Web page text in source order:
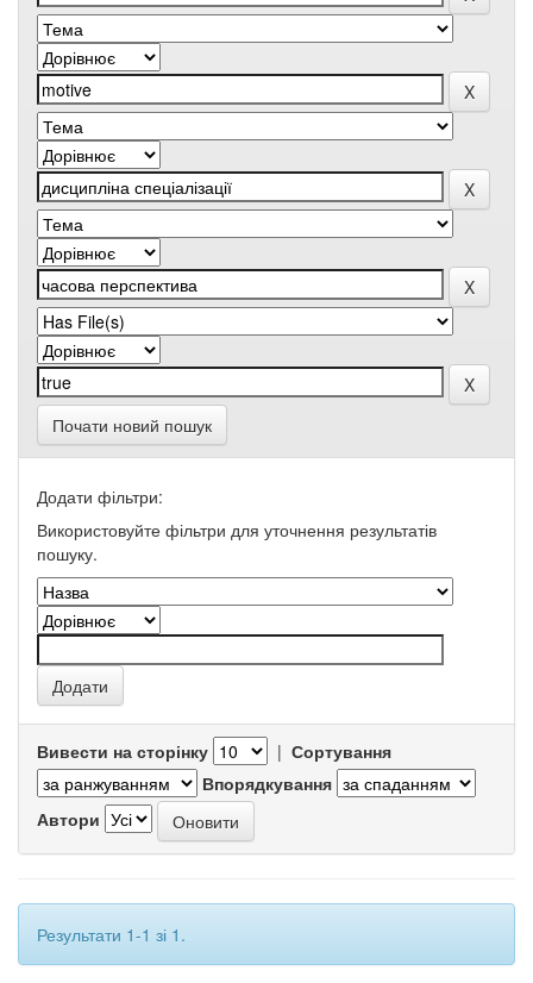
Почати новий пошук
Додати фільтри:
Використовуйте фільтри для уточнення результатів
пошуку.
Вивести на сторінку | Сортування
Впорядкування
Автори
Результати 1-1 зі 1.